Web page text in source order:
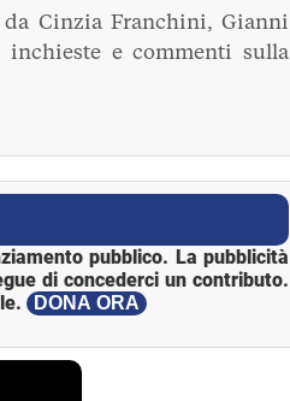
Cinzia Franchini, Gianni
inchieste e commenti sulla
pubblico. La pubblicità
di concederci un contributo.
DONA ORA